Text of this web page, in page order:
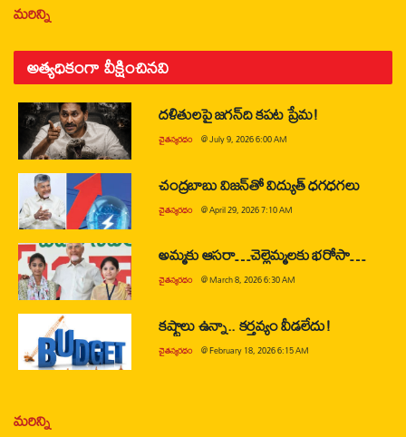
మరిన్ని
అత్యధికంగా వీక్షించినవి
దళితులపై జగన్‌ది కపట ప్రేమ!
చైతన్యరధం @July 9, 2026 6:00 AM
చంద్రబాబు విజన్‌తో విద్యుత్ ధగధగలు
చైతన్యరధం @April 29, 2026 7:10 AM
అమ్మకు ఆసరా…చెల్లెమ్మలకు భరోసా…
చైతన్యరధం @March 8, 2026 6:30 AM
కష్టాలు ఉన్నా.. కర్తవ్యం వీడలేదు!
చైతన్యరధం @February 18, 2026 6:15 AM
మరిన్ని